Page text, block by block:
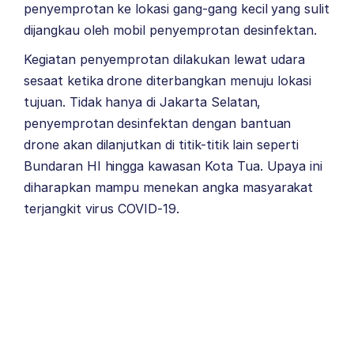
penyemprotan ke lokasi gang-gang kecil yang sulit
dijangkau oleh mobil penyemprotan desinfektan.
Kegiatan penyemprotan dilakukan lewat udara
sesaat ketika drone diterbangkan menuju lokasi
tujuan. Tidak hanya di Jakarta Selatan,
penyemprotan desinfektan dengan bantuan
drone akan dilanjutkan di titik-titik lain seperti
Bundaran HI hingga kawasan Kota Tua. Upaya ini
diharapkan mampu menekan angka masyarakat
terjangkit virus COVID-19.